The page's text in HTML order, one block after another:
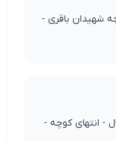
شهیدان باقری -
- انتهای کوچه -